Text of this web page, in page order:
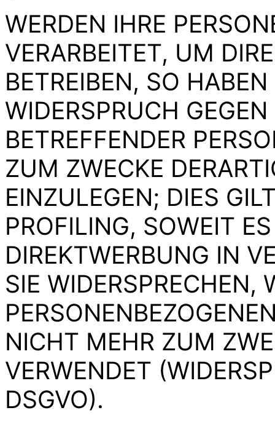
WERDEN IHRE
VERARBEITET, UM
BETREIBEN, SO
WIDERSPRUCH
BETREFFENDER
ZUM ZWECKE
EINZULEGEN; DIES
PROFILING, SOWEIT
DIREKTWERBUNG IN
SIE WIDERSPRECHEN,
NICHT MEHR ZUM
VERWENDET
DSGVO).